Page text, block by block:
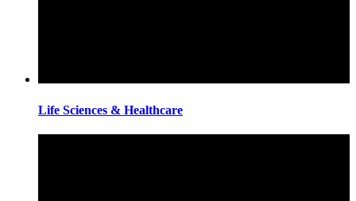
Life Sciences & Healthcare